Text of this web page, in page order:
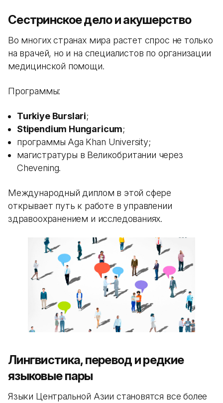
Сестринское дело и акушерство
Во многих странах мира растет спрос не только
на врачей, но и на специалистов по организации
медицинской помощи.
Программы:
Turkiye Burslari;
Stipendium Hungaricum;
программы Aga Khan University;
магистратуры в Великобритании через
Chevening.
Международный диплом в этой сфере
открывает путь к работе в управлении
здравоохранением и исследованиях.
Лингвистика, перевод и редкие
языковые пары
Языки Центральной Азии становятся все более